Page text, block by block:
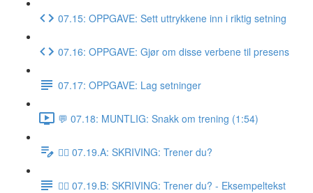
07.15: OPPGAVE: Sett uttrykkene inn i riktig setning
07.16: OPPGAVE: Gjør om disse verbene til presens
07.17: OPPGAVE: Lag setninger
💬 07.18: MUNTLIG: Snakk om trening (1:54)
✍🏼 07.19.A: SKRIVING: Trener du?
✍🏼 07.19.B: SKRIVING: Trener du? - Eksempeltekst